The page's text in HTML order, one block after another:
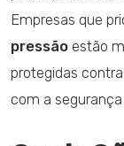
Empresas que
pressão estão
protegidas
com a